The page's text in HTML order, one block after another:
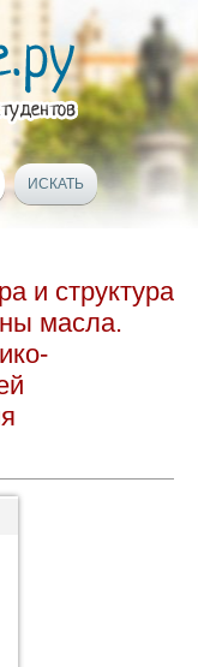
и структура
масла.